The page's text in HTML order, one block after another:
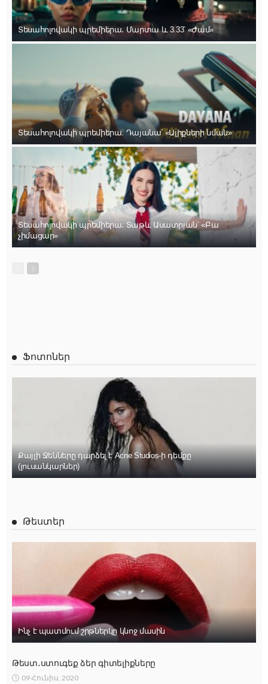
Տեսահոլովակի պրեմիերա․ Մարտա և 3.33՝ «Ժամ»
Տեսահոլովակի պրեմիերա. Դայանա՝ «Ալիքների նման»
Տեսահոլովակի պրեմիերա․ Տաթև Ասատրյան՝ «Բա
չիմացար»
Ֆոտոներ
Քայլի Ջենները դարձել է Acne Studios-ի դեմքը
(լուսանկարներ)
Թեստեր
Ինչ է պատմում շրթներկը կնոջ մասին
Թեստ․ստուգեք ձեր գիտելիքները
09 Հունիս, 2020